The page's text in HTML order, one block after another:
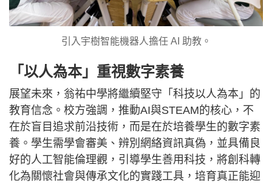
引入宇樹智能機器人擔任 AI 助教。
「以人為本」重視數字素養
展望未來，翁祐中學將繼續堅守「科技以人為本」的
教育信念。校方強調，推動AI與STEAM的核心，不
在於盲目追求前沿技術，而是在於培養學生的數字素
養。學生需學會審美、辨別網絡資訊真偽，並具備良
好的人工智能倫理觀，引導學生善用科技，將創科轉
化為關懷社會與傳承文化的實踐工具，培育真正能迎